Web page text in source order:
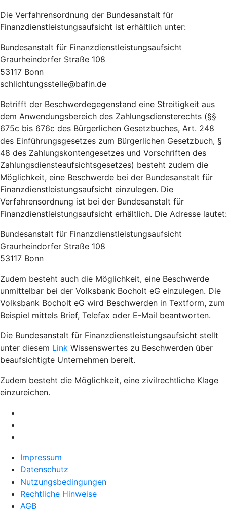
Die Verfahrensordnung der Bundesanstalt für
Finanzdienstleistungsaufsicht ist erhältlich unter:
Bundesanstalt für Finanzdienstleistungsaufsicht
Graurheindorfer Straße 108
53117 Bonn
schlichtungsstelle@bafin.de
Betrifft der Beschwerdegegenstand eine Streitigkeit aus
dem Anwendungsbereich des Zahlungsdiensterechts (§§
675c bis 676c des Bürgerlichen Gesetzbuches, Art. 248
des Einführungsgesetzes zum Bürgerlichen Gesetzbuch, §
48 des Zahlungskontengesetzes und Vorschriften des
Zahlungsdiensteaufsichtsgesetzes) besteht zudem die
Möglichkeit, eine Beschwerde bei der Bundesanstalt für
Finanzdienstleistungsaufsicht einzulegen. Die
Verfahrensordnung ist bei der Bundesanstalt für
Finanzdienstleistungsaufsicht erhältlich. Die Adresse lautet:
Bundesanstalt für Finanzdienstleistungsaufsicht
Graurheindorfer Straße 108
53117 Bonn
Zudem besteht auch die Möglichkeit, eine Beschwerde
unmittelbar bei der Volksbank Bocholt eG einzulegen. Die
Volksbank Bocholt eG wird Beschwerden in Textform, zum
Beispiel mittels Brief, Telefax oder E-Mail beantworten.
Die Bundesanstalt für Finanzdienstleistungsaufsicht stellt
unter diesem Link Wissenswertes zu Beschwerden über
beaufsichtigte Unternehmen bereit.
Zudem besteht die Möglichkeit, eine zivilrechtliche Klage
einzureichen.
Impressum
Datenschutz
Nutzungsbedingungen
Rechtliche Hinweise
AGB